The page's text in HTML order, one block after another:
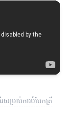
ម្រាប់ការបំបែកត្រី